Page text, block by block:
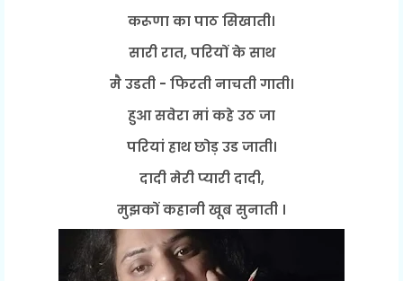
करूणा का पाठ सिखाती।
सारी रात, परियों के साथ
मै उडती - फिरती नाचती गाती।
हुआ सवेरा मां कहे उठ जा
परियां हाथ छोड़ उड जाती।
दादी मेरी प्यारी दादी,
मुझकों कहानी खूब सुनाती ।